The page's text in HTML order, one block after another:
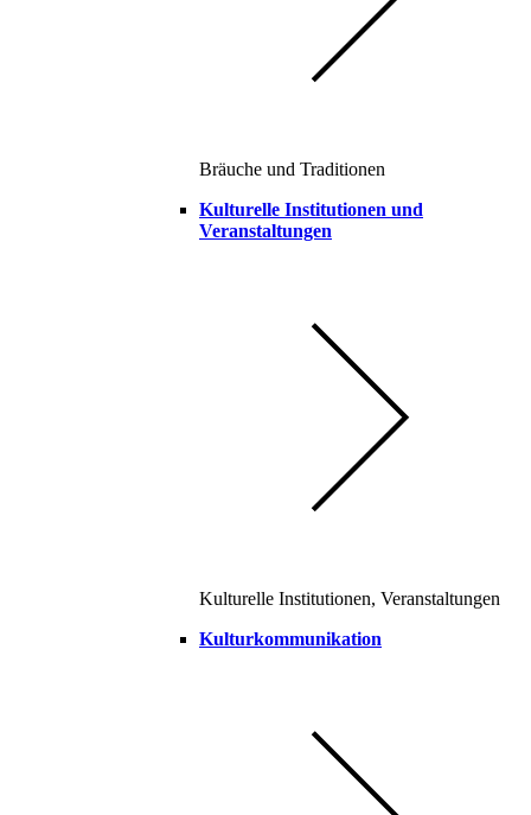
Bräuche und Traditionen
Kulturelle Institutionen und
Veranstaltungen
Kulturelle Institutionen, Veranstaltungen
Kulturkommunikation